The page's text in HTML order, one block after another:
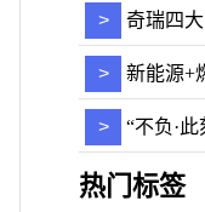
仅12万元，
> 奇瑞四
水准引领汽
> 新能源+
产品矩阵亮相
> “不负·
新篇章
热门标签